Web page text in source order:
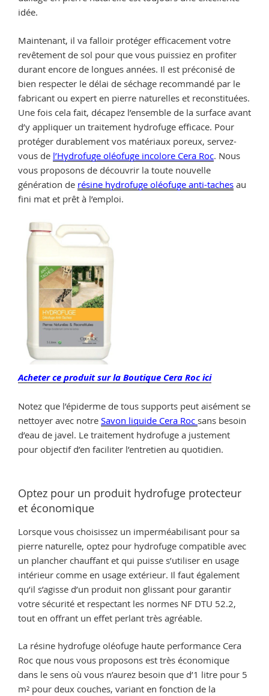
idée.
Maintenant, il va falloir protéger efficacement votre
revêtement de sol pour que vous puissiez en profiter
durant encore de longues années. Il est préconisé de
bien respecter le délai de séchage recommandé par le
fabricant ou expert en pierre naturelles et reconstituées.
Une fois cela fait, décapez l’ensemble de la surface avant
d’y appliquer un traitement hydrofuge efficace. Pour
protéger durablement vos matériaux poreux, servez-
vous de l’Hydrofuge oléofuge incolore Cera Roc. Nous
vous proposons de découvrir la toute nouvelle
génération de résine hydrofuge oléofuge anti-taches au
fini mat et prêt à l’emploi.
Acheter ce produit sur la Boutique Cera Roc ici
Notez que l’épiderme de tous supports peut aisément se
nettoyer avec notre Savon liquide Cera Roc sans besoin
d’eau de javel. Le traitement hydrofuge a justement
pour objectif d’en faciliter l’entretien au quotidien.
Optez pour un produit hydrofuge protecteur
et économique
Lorsque vous choisissez un imperméabilisant pour sa
pierre naturelle, optez pour hydrofuge compatible avec
un plancher chauffant et qui puisse s’utiliser en usage
intérieur comme en usage extérieur. Il faut également
qu’il s’agisse d’un produit non glissant pour garantir
votre sécurité et respectant les normes NF DTU 52.2,
tout en offrant un effet perlant très agréable.
La résine hydrofuge oléofuge haute performance Cera
Roc que nous vous proposons est très économique
dans le sens où vous n’aurez besoin que d’1 litre pour 5
m² pour deux couches, variant en fonction de la